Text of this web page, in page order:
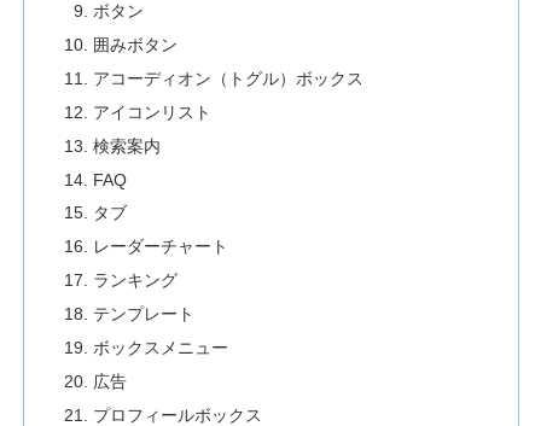
ボタン
囲みボタン
アコーディオン（トグル）ボックス
アイコンリスト
検索案内
FAQ
タブ
レーダーチャート
ランキング
テンプレート
ボックスメニュー
広告
プロフィールボックス